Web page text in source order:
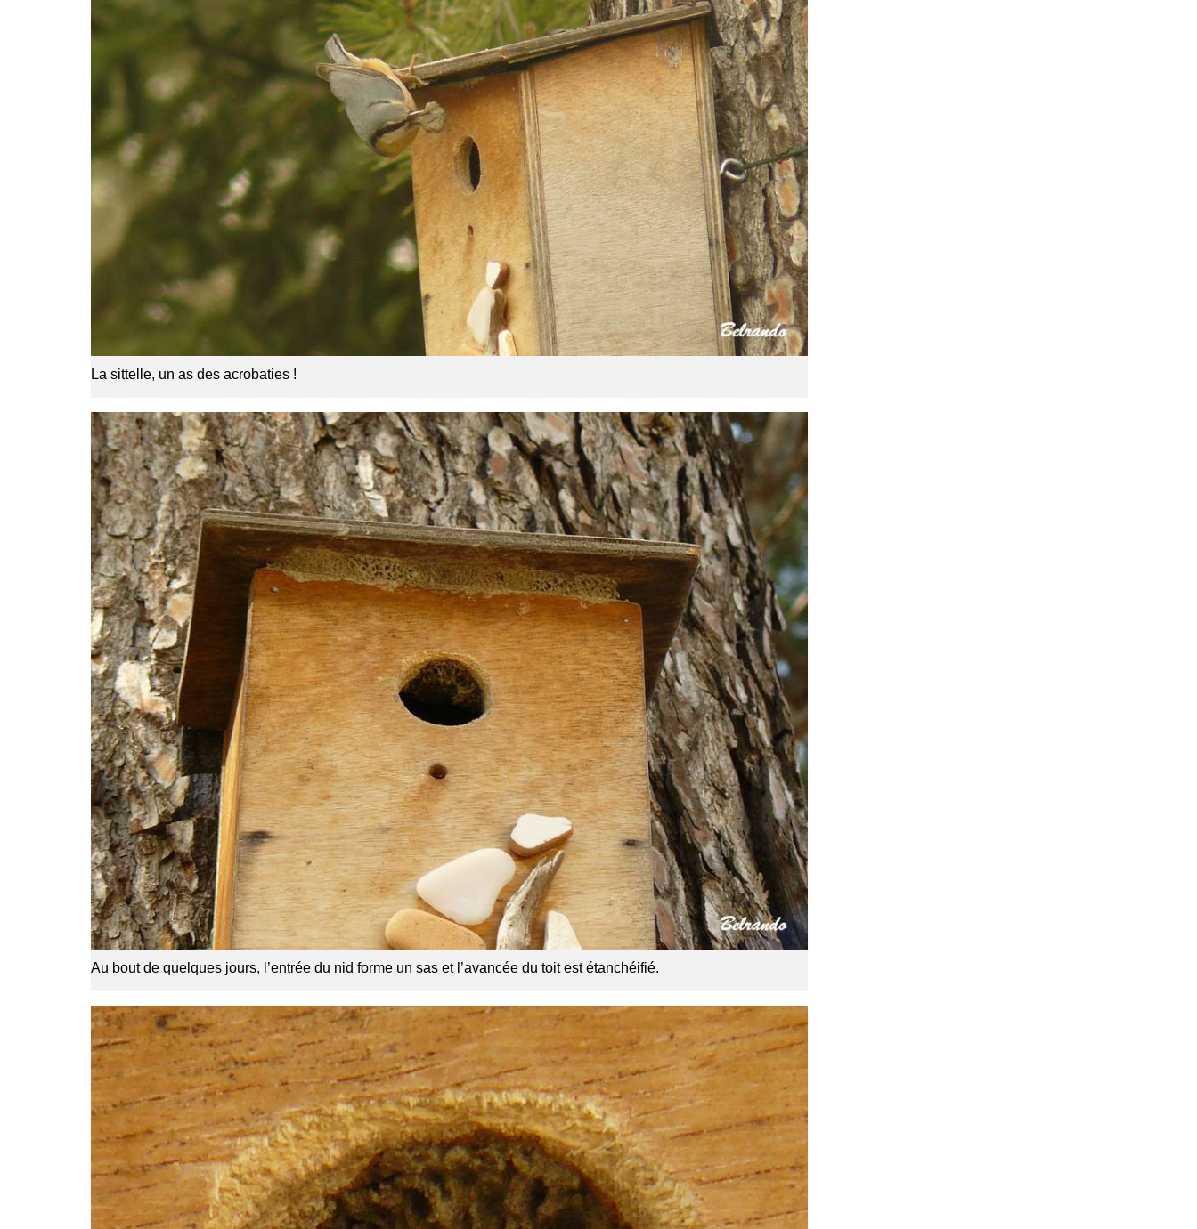
La sittelle, un as des acrobaties !
Au bout de quelques jours, l’entrée du nid forme un sas et l’avancée du toit est étanchéifié.